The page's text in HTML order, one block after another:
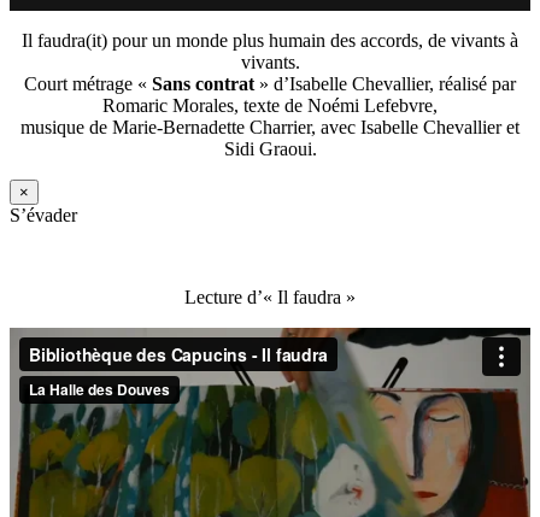
Il faudra(it) pour un monde plus humain des accords, de vivants à
vivants.
Court métrage « Sans contrat » d’Isabelle Chevallier, réalisé par
Romaric Morales, texte de Noémi Lefebvre,
musique de Marie-Bernadette Charrier, avec Isabelle Chevallier et
Sidi Graoui.
×
S’évader
Lecture d’« Il faudra »